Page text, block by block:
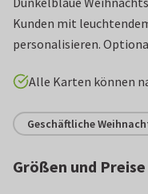
Kunden mit
personalisieren.
Alle Karten können
Geschäftliche
Größen und Preise